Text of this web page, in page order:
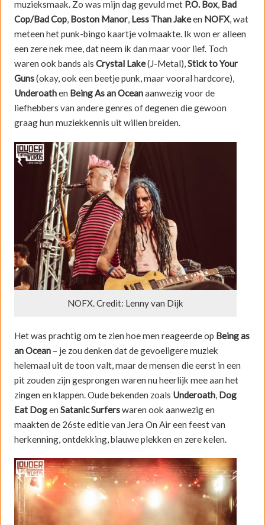
muzieksmaak. Zo was mijn dag gevuld met P.O. Box, Bad
Cop/Bad Cop, Boston Manor, Less Than Jakeen NOFX, wat
meteen het punk-bingo kaartje volmaakte. Ik won er alleen
een zere nek mee, dat neem ik dan maar voor lief. Toch
waren ook bands als Crystal Lake(J-Metal),Stick to Your
Guns(okay, ook een beetje punk, maar vooral hardcore),
Underoathen Being As an Oceanaanwezig voor de
liefhebbers van andere genres of degenen die gewoon
graag hun muziekkennis uit willen breiden.
NOFX. Credit: Lenny van Dijk
Het was prachtig om te zien hoe men reageerde op Being as
an Ocean– je zou denken dat de gevoeligere muziek
helemaal uit de toon valt, maar de mensen die eerst in een
pit zouden zijn gesprongen waren nu heerlijk mee aan het
zingen en klappen. Oude bekenden zoals Underoath, Dog
Eat Dogen Satanic Surferswaren ook aanwezig en
maakten de 26ste editie van Jera On Air een feest van
herkenning, ontdekking, blauwe plekken en zere kelen.